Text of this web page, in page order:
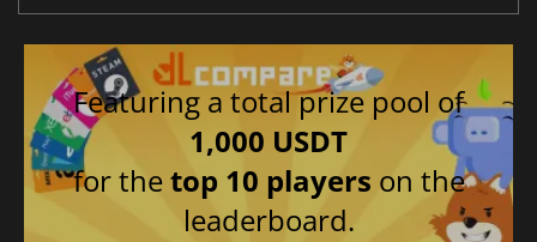
Featuring a total prize pool of
1,000 USDT
for thetop 10 players on the
leaderboard.